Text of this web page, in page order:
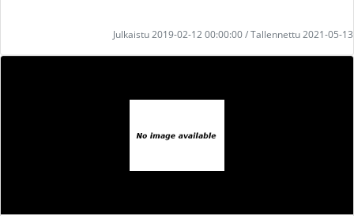
Julkaistu 2019-02-12 00:00:00 / Tallennettu 2021-05-13